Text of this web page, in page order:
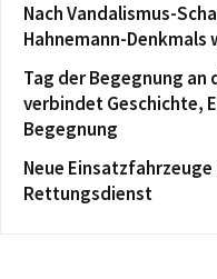
Nach Vandalismus-
Hahnemann-
Tag der Begegnung
verbindet Geschichte,
Begegnung
Neue
Rettungsdienst